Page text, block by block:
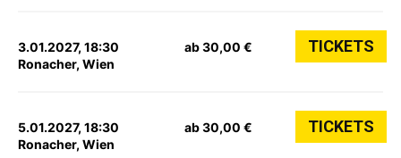
3.01.2027, 18:30
Ronacher, Wien
ab 30,00 € TICKETS
5.01.2027, 18:30
Ronacher, Wien
ab 30,00 € TICKETS